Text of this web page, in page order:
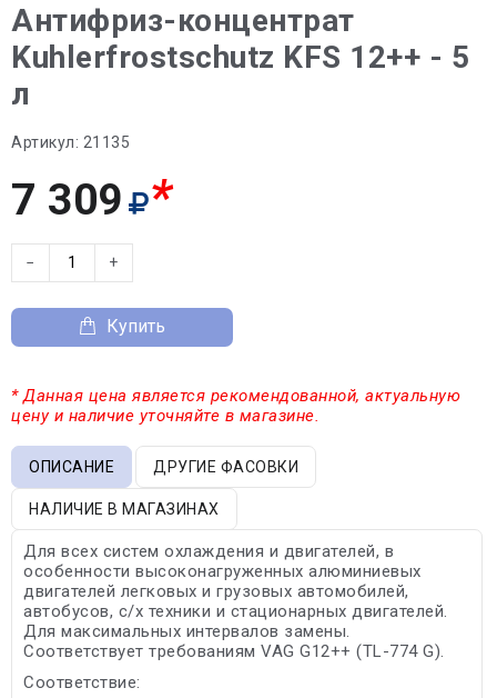
Антифриз-концентрат
Kuhlerfrostschutz KFS 12++ - 5
л
Артикул: 21135
7 309 *
− +
Купить
* Данная цена является рекомендованной, актуальную
цену и наличие уточняйте в магазине.
ОПИСАНИЕ ДРУГИЕ ФАСОВКИ
НАЛИЧИЕ В МАГАЗИНАХ
Для всех систем охлаждения и двигателей, в
особенности высоконагруженных алюминиевых
двигателей легковых и грузовых автомобилей,
автобусов, с/х техники и стационарных двигателей.
Для максимальных интервалов замены.
Соответствует требованиям VAG G12++ (TL-774 G).
Соответствие: